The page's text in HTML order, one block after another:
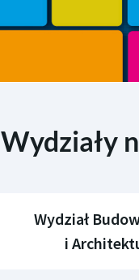
Wydziały
Wydział
i